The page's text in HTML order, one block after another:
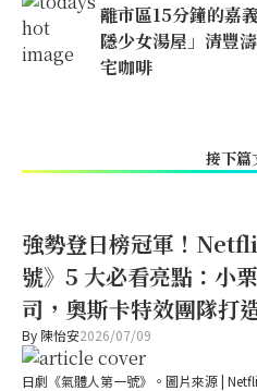
離市區15分鐘的嘉
隱少女湯屋」清豐
宅咖啡
接下篇
強勢登日榜冠軍！
號》5 大必看亮點：小
司，奧斯卡特效團隊打
By 陳怡安2026/07/09
日劇《氣體人第一號》。圖片來源 |